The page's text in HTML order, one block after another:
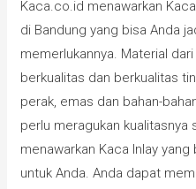
Kaca.co.id menawarkan
di Bandung yang bisa Anda
memerlukannya. Material
berkualitas dan berkualitas
perak, emas dan bahan-
perlu meragukan kualitasnya
menawarkan Kaca Inlay
untuk Anda. Anda dapat